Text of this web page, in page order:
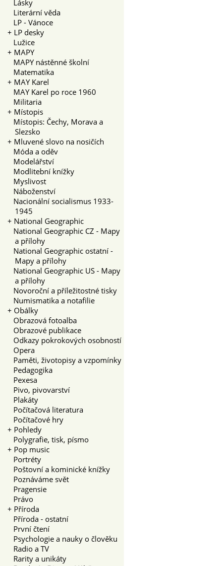
Lásky
Literární věda
LP - Vánoce
+ LP desky
Lužice
+ MAPY
MAPY nástěnné školní
Matematika
+ MAY Karel
MAY Karel po roce 1960
Militaria
+ Místopis
Místopis: Čechy, Morava a
Slezsko
+ Mluvené slovo na nosičích
Móda a oděv
Modelářství
Modlitební knížky
Myslivost
Náboženství
Nacionální socialismus 1933-
1945
+ National Geographic
National Geographic CZ - Mapy
a přílohy
National Geographic ostatní -
Mapy a přílohy
National Geographic US - Mapy
a přílohy
Novoroční a příležitostné tisky
Numismatika a notafilie
+ Obálky
Obrazová fotoalba
Obrazové publikace
Odkazy pokrokových osobností
Opera
Paměti, životopisy a vzpomínky
Pedagogika
Pexesa
Pivo, pivovarství
Plakáty
Počítačová literatura
Počítačové hry
+ Pohledy
Polygrafie, tisk, písmo
+ Pop music
Portréty
Poštovní a kominické knížky
Poznáváme svět
Pragensie
Právo
+ Příroda
Příroda - ostatní
První čtení
Psychologie a nauky o člověku
Radio a TV
Rarity a unikáty